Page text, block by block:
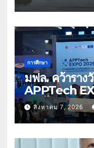
การศึกษา
มฟล. คว้าราง
APPTech
สมุนไพร ขับเ
พาณิชย์
สิงหาคม 7, 2026